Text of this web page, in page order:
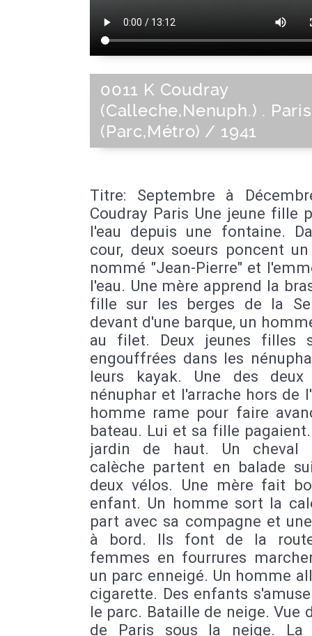
0011 K Coudray
(Calleche,Nenuph.) . Paris
(Parc,Métro) / 1941
Titre: Septembre à
Coudray Paris Une jeune fille
l'eau depuis une fontaine.
cour, deux soeurs poncent
nommé "Jean-Pierre" et
l'eau. Une mère apprend la
fille sur les berges de la
devant d'une barque, un
au filet. Deux jeunes filles
engouffrées dans les
leurs kayak. Une des
nénuphar et l'arrache hors de
homme rame pour faire
bateau. Lui et sa fille
jardin de haut. Un cheval
calèche partent en balade
deux vélos. Une mère fait
enfant. Un homme sort la
part avec sa compagne et
à bord. Ils font de la
femmes en fourrures
un parc enneigé. Un homme
cigarette. Des enfants
le parc. Bataille de neige. Vue
de Paris sous la neige. La